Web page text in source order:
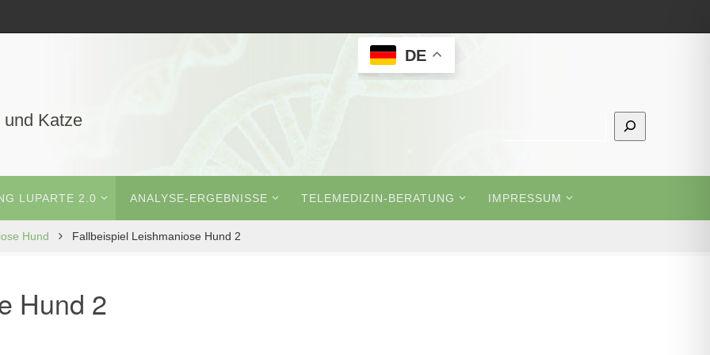
und Katze
DE
LUPARTE 2.0 ANALYSE-ERGEBNISSE TELEMEDIZIN-BERATUNG IMPRESSUM
Hund Fallbeispiel Leishmaniose Hund 2
Hund 2